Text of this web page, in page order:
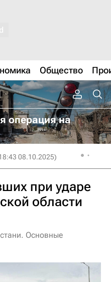
Общество
операция на
08.10.2025)
при ударе
области
Основные